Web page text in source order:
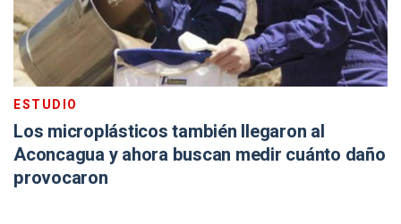
ESTUDIO
Los microplásticos también llegaron al
Aconcagua y ahora buscan medir cuánto daño
provocaron